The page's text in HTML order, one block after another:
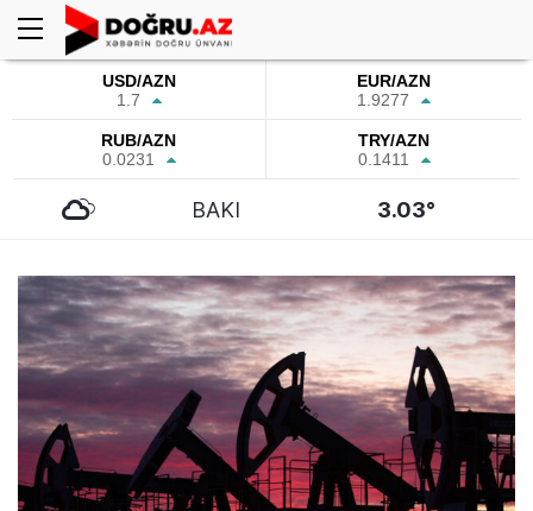
USD/AZN
1.7
EUR/AZN
1.9277
RUB/AZN
0.0231
TRY/AZN
0.1411
BAKI 3.03°